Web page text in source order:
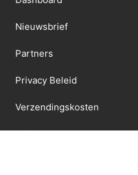
Nieuwsbrief
Partners
Privacy Beleid
Verzendingskosten
Winkel